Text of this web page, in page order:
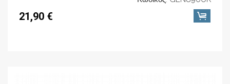
21,90 €